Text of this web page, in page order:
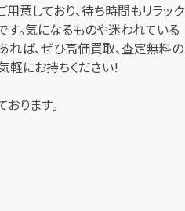
意しており、待ち時間もリラック
。気になるものや迷われている
れば、ぜひ高価買取、査定無料の
軽にお持ちください!
ります。